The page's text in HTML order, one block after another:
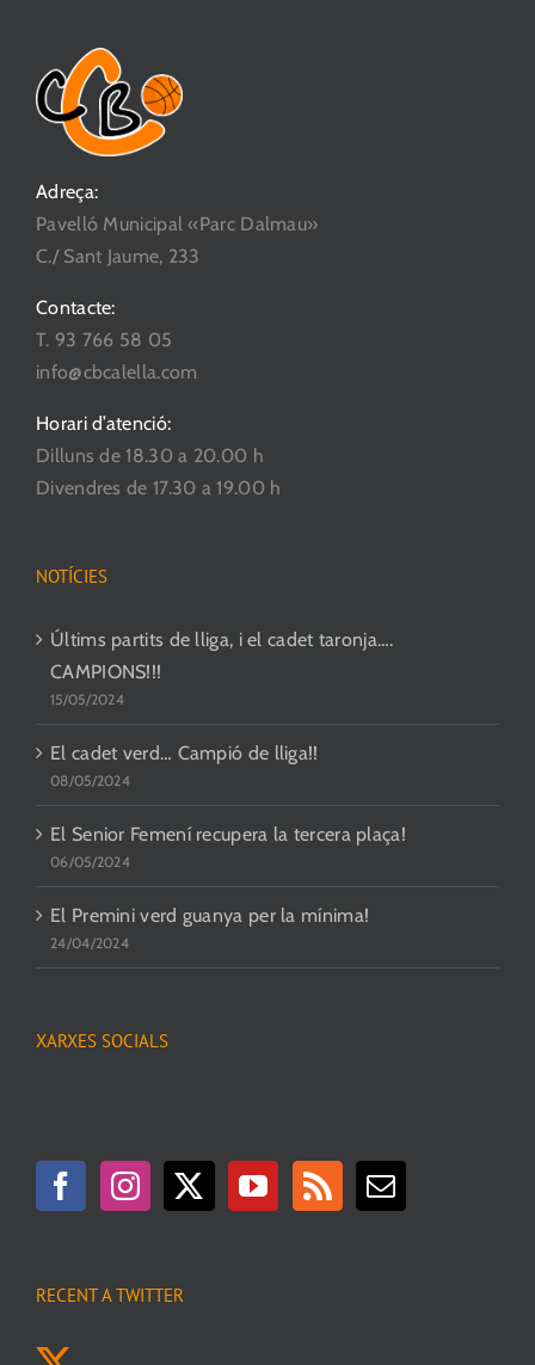
Adreça:
Pavelló Municipal «Parc Dalmau»
C./ Sant Jaume, 233
Contacte:
T. 93 766 58 05
info@cbcalella.com
Horari d’atenció:
Dilluns de 18.30 a 20.00 h
Divendres de 17.30 a 19.00 h
NOTÍCIES
Últims partits de lliga, i el cadet taronja….
CAMPIONS!!!
15/05/2024
El cadet verd… Campió de lliga!!
08/05/2024
El Senior Femení recupera la tercera plaça!
06/05/2024
El Premini verd guanya per la mínima!
24/04/2024
XARXES SOCIALS
RECENT A TWITTER